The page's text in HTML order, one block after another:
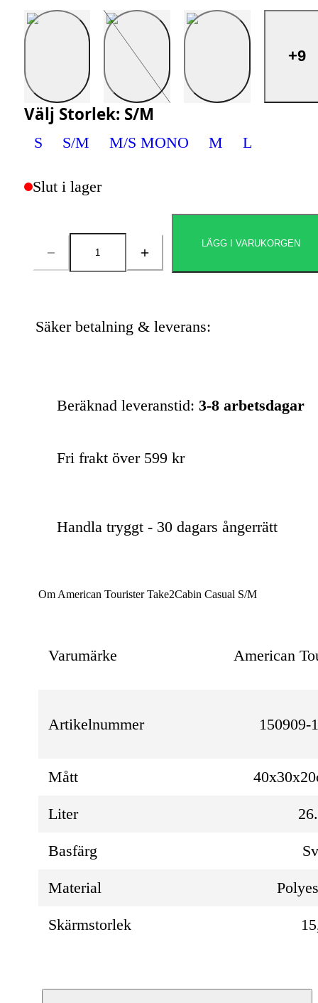
+9
Välj Storlek: S/M
S S/M M/S MONO M L
Slut i lager
Antal
LÄGG I VARUKORGEN
Säker betalning & leverans:
Beräknad leveranstid: 3-8 arbetsdagar
Fri frakt över 599 kr
Handla tryggt - 30 dagars ångerrätt
Om American Tourister Take2Cabin Casual S/M
Varumärke American
Artikelnummer 150909-
Mått
Liter
Basfärg
Material
Skärmstorlek